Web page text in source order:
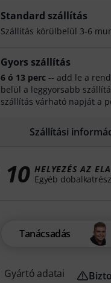
Standard szállítás
Szállítás körülbelül 3-6
Gyors szállítás
6 ó 13 perc -- add le a
belül a leggyorsabb
szállítás várható napját a
Szállítási
10 HELYEZÉS AZ
Egyéb
Tanácsadás
Gyártó adatai